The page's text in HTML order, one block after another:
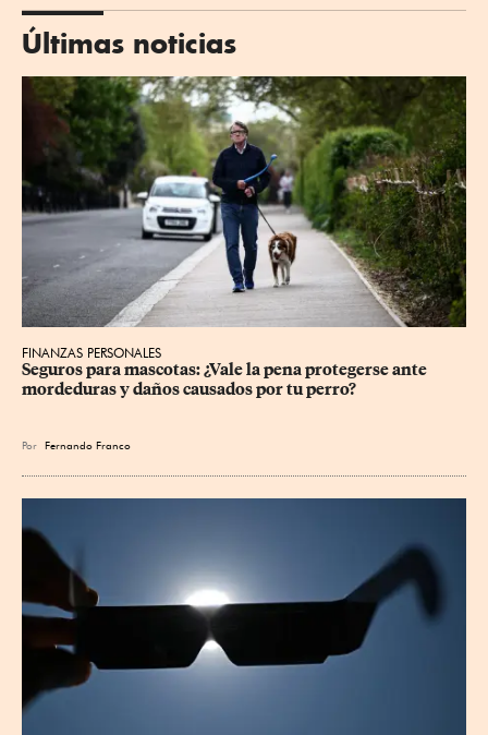
Últimas noticias
FINANZAS PERSONALES
Seguros para mascotas: ¿Vale la pena protegerse ante
mordeduras y daños causados por tu perro?
Por Fernando Franco